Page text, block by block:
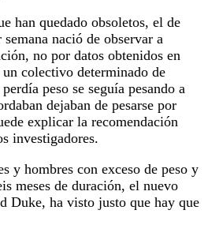
han quedado obsoletos, el de
nació de observar a
no por datos obtenidos en
colectivo determinado de
peso se seguía pesando a
dejaban de pesarse por
explicar la recomendación
investigadores.
y hombres con exceso de peso y
meses de duración, el nuevo
Duke, ha visto justo que hay que